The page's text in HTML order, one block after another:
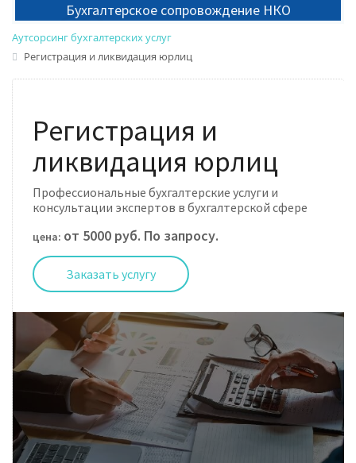
Бухгалтерское сопровождение НКО
Аутсорсинг бухгалтерских услуг
Регистрация и ликвидация юрлиц
Регистрация и
ликвидация юрлиц
Профессиональные бухгалтерские услуги и
консультации экспертов в бухгалтерской сфере
цена: от 5000 руб. По запросу.
Заказать услугу